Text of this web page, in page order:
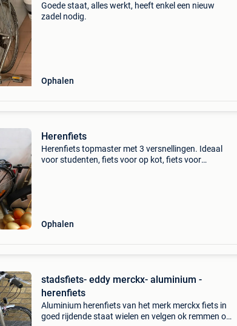
Goede staat, alles werkt, heeft enkel een nieuw
zadel nodig.
Ophalen
Herenfiets
Herenfiets topmaster met 3 versnellingen. Ideaal
voor studenten, fiets voor op kot, fiets voor
Ophalen
stadsfiets- eddy merckx- aluminium -
herenfiets
Aluminium herenfiets van het merk merckx fiets in
goed rijdende staat wielen en velgen ok remmen ok